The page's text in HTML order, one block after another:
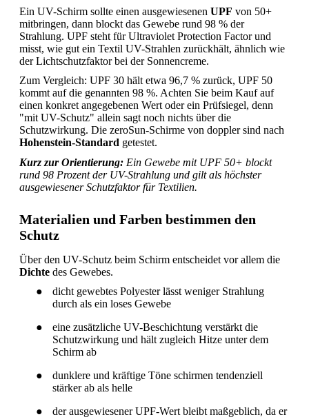
Ein UV-Schirm sollte einen ausgewiesenen UPF von 50+
mitbringen, dann blockt das Gewebe rund 98 % der
Strahlung. UPF steht für Ultraviolet Protection Factor und
misst, wie gut ein Textil UV-Strahlen zurückhält, ähnlich wie
der Lichtschutzfaktor bei der Sonnencreme.
Zum Vergleich: UPF 30 hält etwa 96,7 % zurück, UPF 50
kommt auf die genannten 98 %. Achten Sie beim Kauf auf
einen konkret angegebenen Wert oder ein Prüfsiegel, denn
"mit UV-Schutz" allein sagt noch nichts über die
Schutzwirkung. Die zeroSun-Schirme von doppler sind nach
Hohenstein-Standard getestet.
Kurz zur Orientierung: Ein Gewebe mit UPF 50+ blockt
rund 98 Prozent der UV-Strahlung und gilt als höchster
ausgewiesener Schutzfaktor für Textilien.
Materialien und Farben bestimmen den
Schutz
Über den UV-Schutz beim Schirm entscheidet vor allem die
Dichte des Gewebes.
●
dicht gewebtes Polyester lässt weniger Strahlung
durch als ein loses Gewebe
●
eine zusätzliche UV-Beschichtung verstärkt die
Schutzwirkung und hält zugleich Hitze unter dem
Schirm ab
●
dunklere und kräftige Töne schirmen tendenziell
stärker ab als helle
●
der ausgewiesener UPF-Wert bleibt maßgeblich, da er